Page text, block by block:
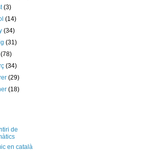
(3)
(14)
(34)
(31)
(78)
(34)
(29)
(18)
de
en català